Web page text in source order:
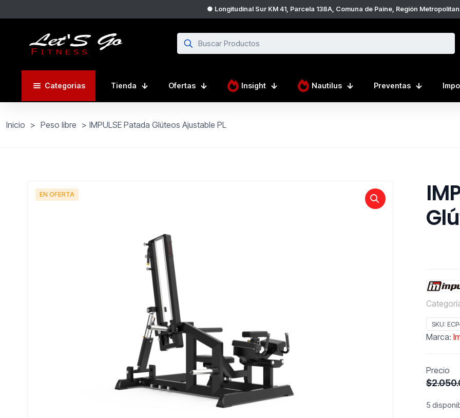
● Longitudinal Sur KM 41, Parcela 138A, Comuna de Paine, Región
Categorias Tienda Ofertas Insight Nautilus Preventas
Inicio > Peso libre > IMPULSE Patada Glúteos Ajustable PL
EN OFERTA
SKU:
Marca:
Precio
$
5